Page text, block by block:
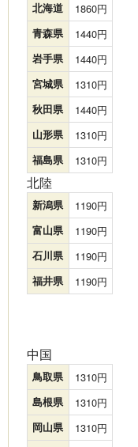
北海道 1860
青森県 1440
岩手県 1440
宮城県 1310
秋田県 1440
山形県 1310
福島県 1310
北陸
新潟県 1190
富山県 1190
石川県 1190
福井県 1190
中国
鳥取県 1310
島根県 1310
岡山県 1310